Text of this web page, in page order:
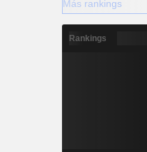
Más rankings
Rankings